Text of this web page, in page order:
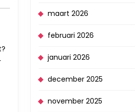
maart 2026
februari 2026
januari 2026
december 2025
november 2025